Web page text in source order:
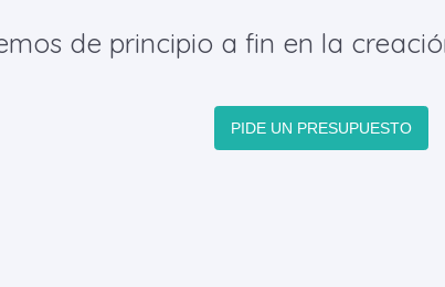
de principio a fin en la
PIDE UN PRESUPUESTO